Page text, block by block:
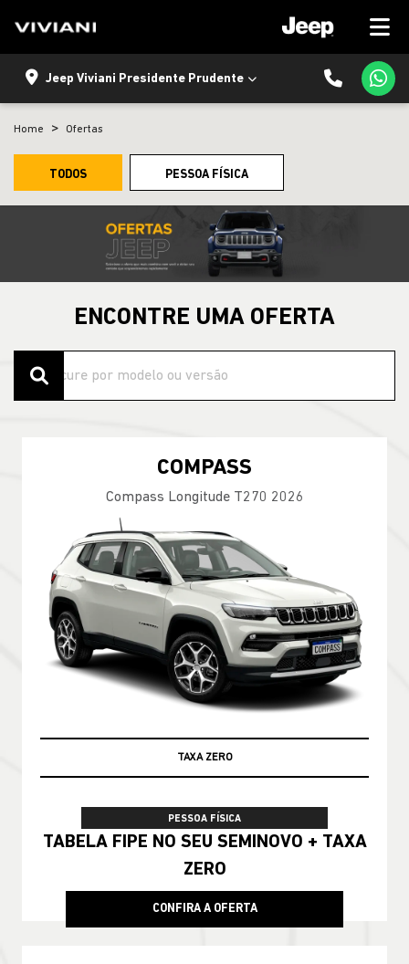
Jeep Viviani Presidente Prudente
Home Ofertas
TODOS PESSOA FÍSICA
ENCONTRE UMA OFERTA
COMPASS
Compass Longitude T270 2026
TAXA ZERO
PESSOA FÍSICA
TABELA FIPE NO SEU SEMINOVO + TAXA
ZERO
CONFIRA A OFERTA